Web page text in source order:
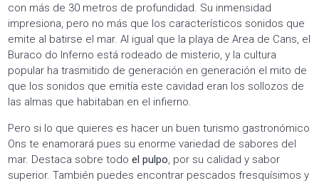
con más de 30 metros de profundidad. Su inmensidad
impresiona, pero no más que los característicos sonidos que
emite al batirse el mar. Al igual que la playa de Area de Cans, el
Buraco do Inferno está rodeado de misterio, y la cultura
popular ha trasmitido de generación en generación el mito de
que los sonidos que emitía este cavidad eran los sollozos de
las almas que habitaban en el infierno.
Pero si lo que quieres es hacer un buen turismo gastronómico
Ons te enamorará pues su enorme variedad de sabores del
mar. Destaca sobre todoel pulpo, por su calidad y sabor
superior. También puedes encontrar pescados fresquísimos y